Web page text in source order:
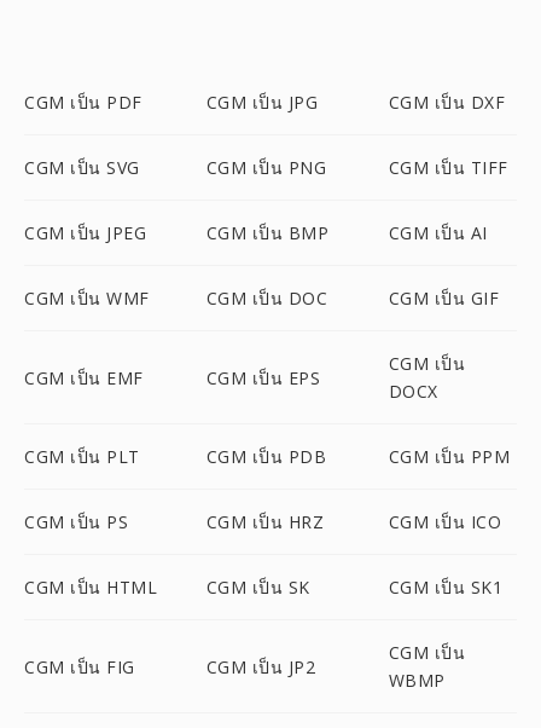
CGM เป็น PDF CGM เป็น JPG CGM เป็น DXF
CGM เป็น SVG CGM เป็น PNG CGM เป็น TIFF
CGM เป็น JPEG CGM เป็น BMP CGM เป็น AI
CGM เป็น WMF CGM เป็น DOC CGM เป็น GIF
CGM เป็น EMF CGM เป็น EPS
CGM เป็น
DOCX
CGM เป็น PLT CGM เป็น PDB CGM เป็น PPM
CGM เป็น PS CGM เป็น HRZ CGM เป็น ICO
CGM เป็น HTML CGM เป็น SK CGM เป็น SK1
CGM เป็น FIG CGM เป็น JP2
CGM เป็น
WBMP